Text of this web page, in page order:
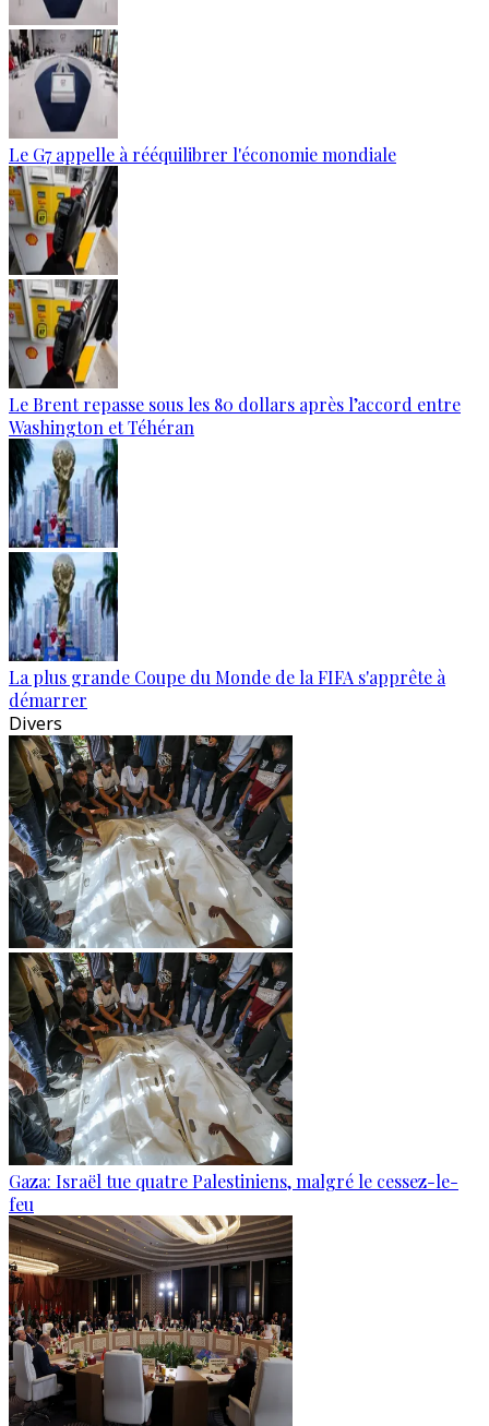
Le G7 appelle à rééquilibrer l'économie mondiale
Le Brent repasse sous les 80 dollars après l’accord entre
Washington et Téhéran
La plus grande Coupe du Monde de la FIFA s'apprête à
démarrer
Divers
Gaza: Israël tue quatre Palestiniens, malgré le cessez-le-
feu